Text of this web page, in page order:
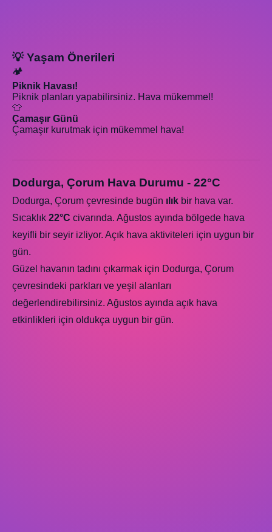
💡 Yaşam Önerileri
🏕️
Piknik Havası!
Piknik planları yapabilirsiniz. Hava mükemmel!
👕
Çamaşır Günü
Çamaşır kurutmak için mükemmel hava!
Dodurga, Çorum Hava Durumu - 22°C
Dodurga, Çorum çevresinde bugün ılık bir hava var.
Sıcaklık 22°C civarında. Ağustos ayında bölgede hava
keyifli bir seyir izliyor. Açık hava aktiviteleri için uygun bir
gün.
Güzel havanın tadını çıkarmak için Dodurga, Çorum
çevresindeki parkları ve yeşil alanları
değerlendirebilirsiniz. Ağustos ayında açık hava
etkinlikleri için oldukça uygun bir gün.